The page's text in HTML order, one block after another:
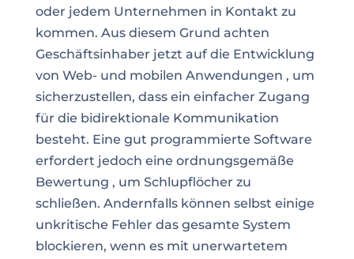
oder jedem Unternehmen in Kontakt zu
kommen. Aus diesem Grund achten
Geschäftsinhaber jetzt auf die Entwicklung
von Web- und mobilen Anwendungen , um
sicherzustellen, dass ein einfacher Zugang
für die bidirektionale Kommunikation
besteht. Eine gut programmierte Software
erfordert jedoch eine ordnungsgemäße
Bewertung , um Schlupflöcher zu
schließen. Andernfalls können selbst einige
unkritische Fehler das gesamte System
blockieren, wenn es mit unerwartetem